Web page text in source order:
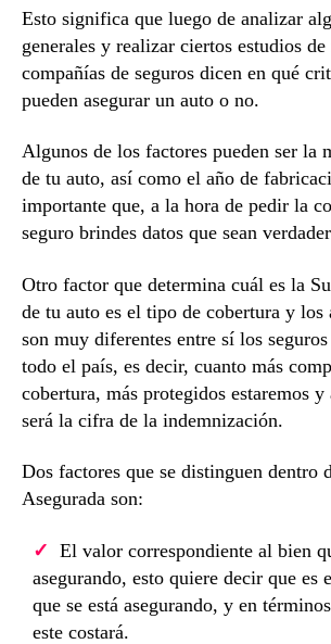
Esto significa que luego de analizar
generales y realizar ciertos estudios
compañías de seguros dicen en qué
pueden asegurar un auto o no.
Algunos de los factores pueden ser la
de tu auto, así como el año de
importante que, a la hora de pedir la
seguro brindes datos que sean
Otro factor que determina cuál es la
de tu auto es el tipo de cobertura y los
son muy diferentes entre sí los
todo el país, es decir, cuanto más
cobertura, más protegidos estaremos y
será la cifra de la indemnización.
Dos factores que se distinguen dentro
Asegurada son:
El valor correspondiente al bien
asegurando, esto quiere decir que es
que se está asegurando, y en
este costará.